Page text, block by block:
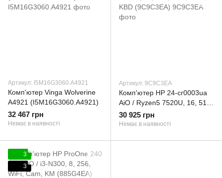
Артикул: I5M16G3060.A4921
Комп'ютер Vinga Wolverine
A4921 (I5M16G3060.A4921)
32 467 грн
Немає в наявності
Артикул: 9C9C3EA
Комп'ютер HP 24-cr0003ua
AiO / Ryzen5 7520U, 16, 512,
WiFi, Cam, KBD (9C9C3EA)
30 925 грн
Немає в наявності
3
3